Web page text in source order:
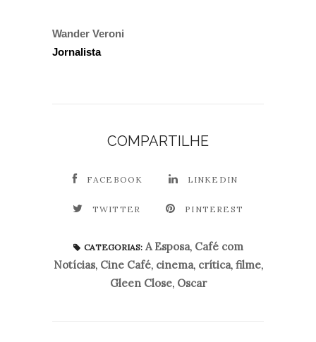
Wander Veroni
Jornalista
COMPARTILHE
FACEBOOK LINKEDIN
TWITTER PINTEREST
CATEGORIAS: A Esposa, Café com
Notícias, Cine Café, cinema, crítica, filme,
Gleen Close, Oscar